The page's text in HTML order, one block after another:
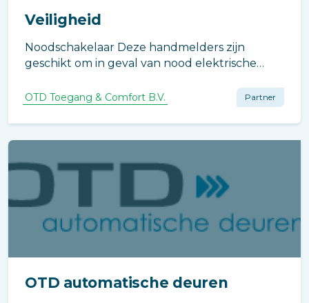
Veiligheid
Noodschakelaar Deze handmelders zijn
geschikt om in geval van nood elektrische
ontgrendelen.
OTD Toegang & Comfort B.V. Partner
OTD automatische deuren